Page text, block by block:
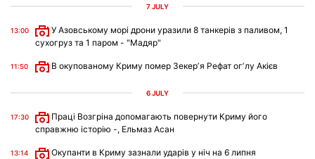
7 JULY
13:00
У Азовському морі дрони уразили 8 танкерів з паливом, 1
сухогруз та 1 паром - "Мадяр"
11:50 В окупованому Криму помер Зекерʼя Рефат огʼлу Акієв
6 JULY
17:30
Праці Возгріна допомагають повернути Криму його
справжню історію -, Ельмаз Асан
13:14 Окупанти в Криму зазнали ударів у ніч на 6 липня